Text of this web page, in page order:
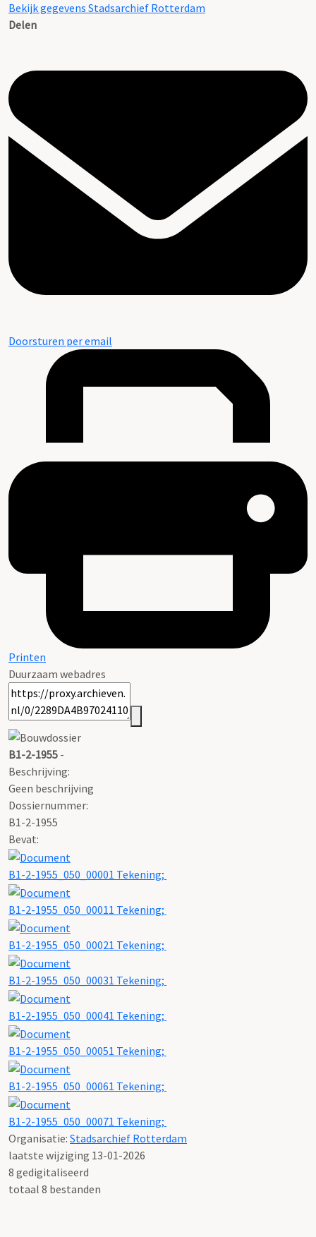
Bekijk gegevens Stadsarchief Rotterdam
Delen
Doorsturen per email
Printen
Duurzaam webadres
B1-2-1955 -
Beschrijving:
Geen beschrijving
Dossiernummer:
B1-2-1955
Bevat:
B1-2-1955_050_00001 Tekening;
B1-2-1955_050_00011 Tekening;
B1-2-1955_050_00021 Tekening;
B1-2-1955_050_00031 Tekening;
B1-2-1955_050_00041 Tekening;
B1-2-1955_050_00051 Tekening;
B1-2-1955_050_00061 Tekening;
B1-2-1955_050_00071 Tekening;
Organisatie: Stadsarchief Rotterdam
laatste wijziging 13-01-2026
8 gedigitaliseerd
totaal 8 bestanden